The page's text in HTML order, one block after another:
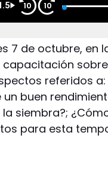
10 10
7 de octubre, en
referidos
buen
siembra?;
para esta